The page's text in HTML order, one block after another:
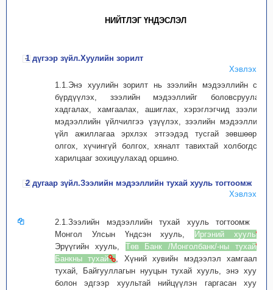
НИЙТЛЭГ ҮНДЭСЛЭЛ
1 дүгээр зүйл.Хуулийн зорилт
Хэвлэх
1.1.Энэ хуулийн зорилт нь зээлийн мэдээллийн сан
бүрдүүлэх, зээлийн мэдээллийг боловсруулах,
хадгалах, хамгаалах, ашиглах, хэрэглэгчид зээлийн
мэдээллийн үйлчилгээ үзүүлэх, зээлийн мэдээллийн
үйл ажиллагаа эрхлэх этгээдэд тусгай зөвшөөрөл
олгох, хүчингүй болгох, хяналт тавихтай холбогдсон
харилцааг зохицуулахад оршино.
2 дугаар зүйл.Зээлийн мэдээллийн тухай хууль тогтоомж
Хэвлэх
2.1.Зээлийн мэдээллийн тухай хууль тогтоомж нь
Монгол Улсын Үндсэн хууль,
Иргэний хууль
Эрүүгийн хууль, Төв Банк /Монголбанк/-ны тухай
Банкны тухай
, Хүний хувийн мэдээлэл хамгаалах
тухай, Байгууллагын нууцын тухай хууль, энэ хууль
болон эдгээр хуультай нийцүүлэн гаргасан хууль